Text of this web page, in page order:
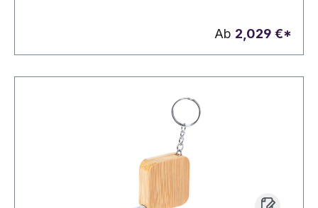
Ab 2,029 €*